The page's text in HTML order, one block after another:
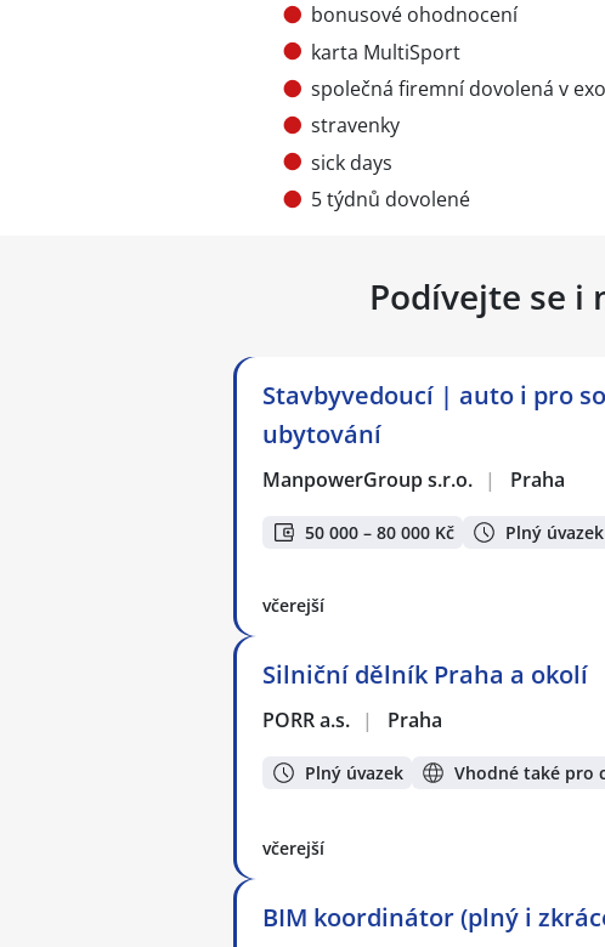
bonusové ohodnocení
karta MultiSport
společná firemní dovolená v
stravenky
sick days
5 týdnů dovolené
Podívejte se i
Stavbyvedoucí | auto i pro
ubytování
ManpowerGroup s.r.o. | Praha
50 000 – 80 000 Kč Plný úvazek
včerejší
Silniční dělník Praha a okolí
PORR a.s. | Praha
Plný úvazek Vhodné také pro
včerejší
BIM koordinátor (plný i